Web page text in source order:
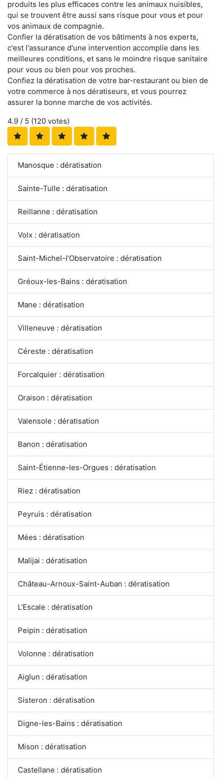
produits les plus efficaces contre les animaux nuisibles,
qui se trouvent être aussi sans risque pour vous et pour
vos animaux de compagnie.
Confier la dératisation de vos bâtiments à nos experts,
c'est l'assurance d'une intervention accomplie dans les
meilleures conditions, et sans le moindre risque sanitaire
pour vous ou bien pour vos proches.
Confiez la dératisation de votre bar-restaurant ou bien de
votre commerce à nos dératiseurs, et vous pourrez
assurer la bonne marche de vos activités.
4.9 / 5 (120 votes)
Manosque : dératisation
Sainte-Tulle : dératisation
Reillanne : dératisation
Volx : dératisation
Saint-Michel-l'Observatoire : dératisation
Gréoux-les-Bains : dératisation
Mane : dératisation
Villeneuve : dératisation
Céreste : dératisation
Forcalquier : dératisation
Oraison : dératisation
Valensole : dératisation
Banon : dératisation
Saint-Étienne-les-Orgues : dératisation
Riez : dératisation
Peyruis : dératisation
Mées : dératisation
Malijai : dératisation
Château-Arnoux-Saint-Auban : dératisation
L'Escale : dératisation
Peipin : dératisation
Volonne : dératisation
Aiglun : dératisation
Sisteron : dératisation
Digne-les-Bains : dératisation
Mison : dératisation
Castellane : dératisation